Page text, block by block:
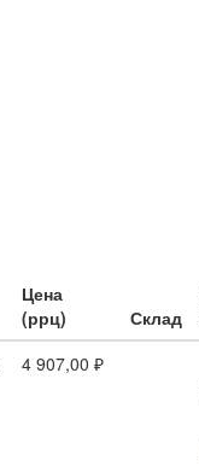
Цена
(ррц)
Склад
4 907,00 ₽